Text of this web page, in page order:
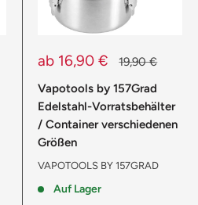
Sonderpreis
ab 16,90 € Normalpreis
19,90 €
Vapotools by 157Grad
Edelstahl-Vorratsbehälter
/ Container verschiedenen
Größen
VAPOTOOLS BY 157GRAD
Auf Lager